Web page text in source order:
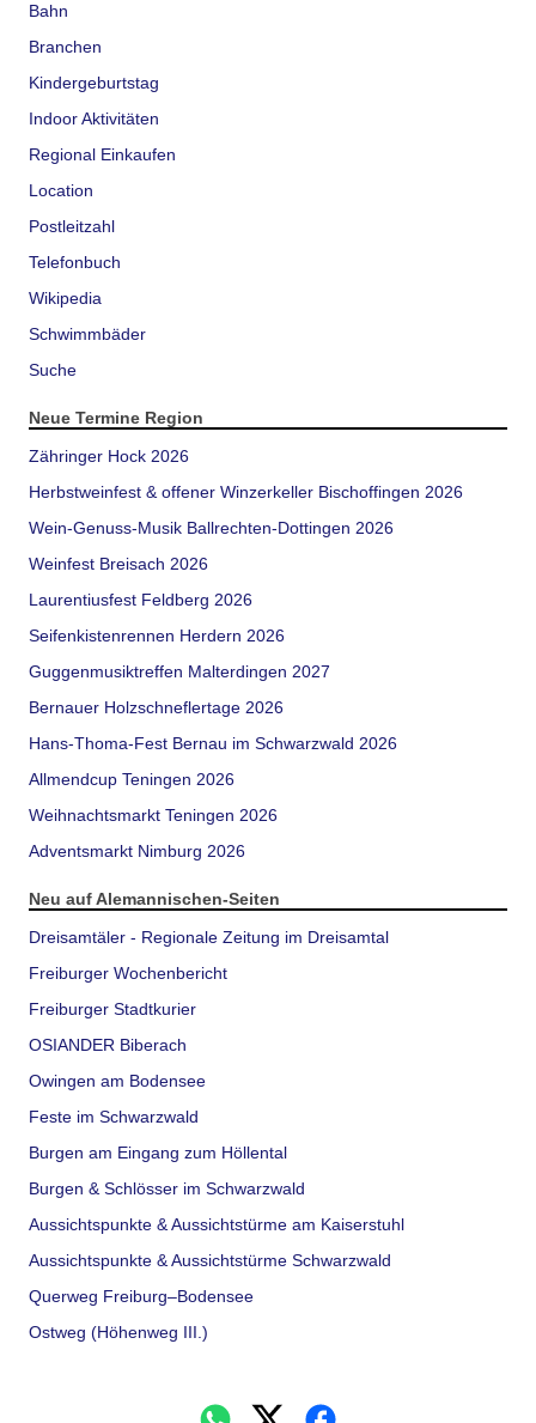
Bahn
Branchen
Kindergeburtstag
Indoor Aktivitäten
Regional Einkaufen
Location
Postleitzahl
Telefonbuch
Wikipedia
Schwimmbäder
Suche
Neue Termine Region
Zähringer Hock 2026
Herbstweinfest & offener Winzerkeller Bischoffingen 2026
Wein-Genuss-Musik Ballrechten-Dottingen 2026
Weinfest Breisach 2026
Laurentiusfest Feldberg 2026
Seifenkistenrennen Herdern 2026
Guggenmusiktreffen Malterdingen 2027
Bernauer Holzschneflertage 2026
Hans-Thoma-Fest Bernau im Schwarzwald 2026
Allmendcup Teningen 2026
Weihnachtsmarkt Teningen 2026
Adventsmarkt Nimburg 2026
Neu auf Alemannischen-Seiten
Dreisamtäler - Regionale Zeitung im Dreisamtal
Freiburger Wochenbericht
Freiburger Stadtkurier
OSIANDER Biberach
Owingen am Bodensee
Feste im Schwarzwald
Burgen am Eingang zum Höllental
Burgen & Schlösser im Schwarzwald
Aussichtspunkte & Aussichtstürme am Kaiserstuhl
Aussichtspunkte & Aussichtstürme Schwarzwald
Querweg Freiburg–Bodensee
Ostweg (Höhenweg III.)